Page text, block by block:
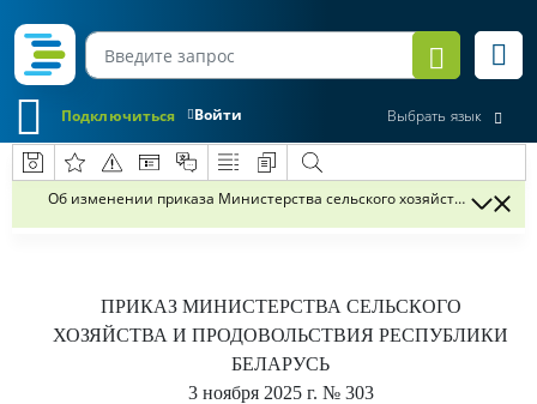
Войти
Подключиться Выбрать язык
Об изменении приказа Министерства сельского хозяйства и
ПРИКАЗ МИНИСТЕРСТВА СЕЛЬСКОГО
ХОЗЯЙСТВА И ПРОДОВОЛЬСТВИЯ РЕСПУБЛИКИ
БЕЛАРУСЬ
3 ноября 2025 г. № 303